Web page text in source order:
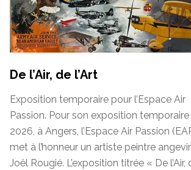
De l’Air, de l’Art
Exposition temporaire pour l’Espace Air
Passion. Pour son exposition temporaire
2026, à Angers, l’Espace Air Passion
met à l’honneur un artiste peintre
Joël Rougié. L’exposition titrée « De l’Air,